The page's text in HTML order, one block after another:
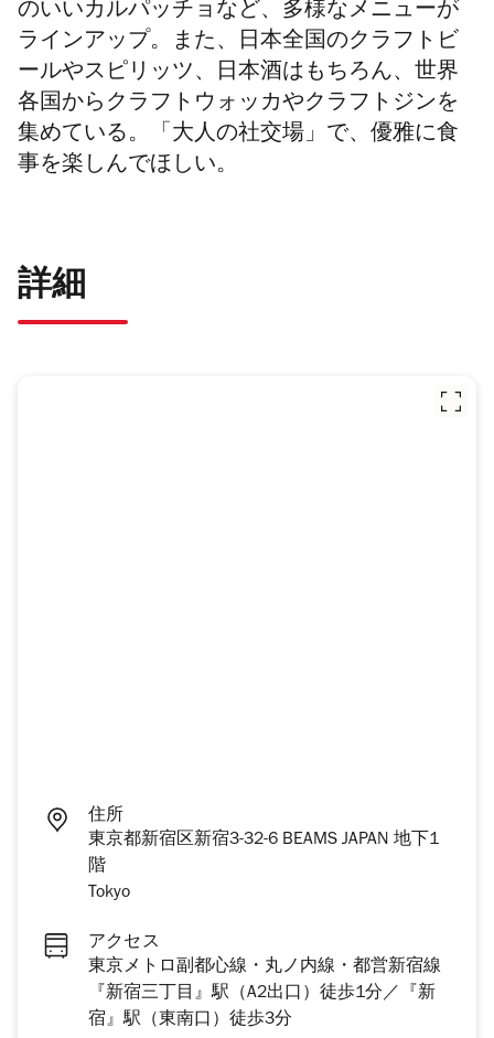
のいいカルパッチョなど、多様なメニューが
ラインアップ。また、日本全国のクラフトビ
ールやスピリッツ、日本酒はもちろん、世界
各国からクラフトウォッカやクラフトジンを
集めている。「大人の社交場」で、優雅に食
事を楽しんでほしい。
詳細
住所
東京都新宿区新宿3-32-6 BEAMS JAPAN 地下1
階
Tokyo
アクセス
東京メトロ副都心線・丸ノ内線・都営新宿線
『新宿三丁目』駅（A2出口）徒歩1分／『新
宿』駅（東南口）徒歩3分